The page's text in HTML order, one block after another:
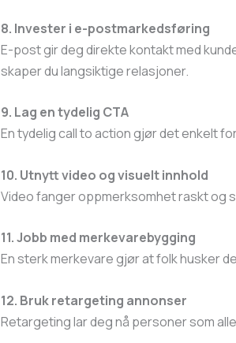
8. Invester i e-postmarkedsføring
E-post gir deg direkte kontakt med
skaper du langsiktige relasjoner.
9. Lag en tydelig CTA
En tydelig call to action gjør det enkelt
10. Utnytt video og visuelt innhold
Video fanger oppmerksomhet raskt og
11. Jobb med merkevarebygging
En sterk merkevare gjør at folk husker
12. Bruk retargeting annonser
Retargeting lar deg nå personer som